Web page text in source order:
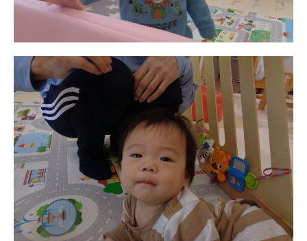
年間⾏事
預かり保育［ヒラソル ]
美⽊多チコス
美⽊多チコスについて
美⽊多チコスブログ
未就園児クラス
0歳親子登園［マカロンクラス ]
1歳・2歳親子登園［マリポサクラ
ス ]